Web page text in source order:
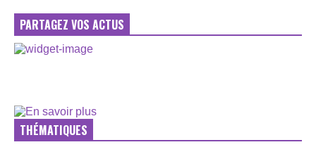
PARTAGEZ VOS ACTUS
THÉMATIQUES